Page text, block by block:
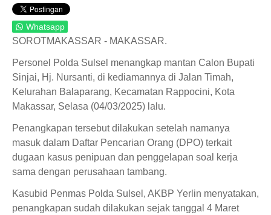
Whatsapp
SOROTMAKASSAR - MAKASSAR.
Personel Polda Sulsel menangkap mantan Calon Bupati
Sinjai, Hj. Nursanti, di kediamannya di Jalan Timah,
Kelurahan Balaparang, Kecamatan Rappocini, Kota
Makassar, Selasa (04/03/2025) lalu.
Penangkapan tersebut dilakukan setelah namanya
masuk dalam Daftar Pencarian Orang (DPO) terkait
dugaan kasus penipuan dan penggelapan soal kerja
sama dengan perusahaan tambang.
Kasubid Penmas Polda Sulsel, AKBP Yerlin menyatakan,
penangkapan sudah dilakukan sejak tanggal 4 Maret